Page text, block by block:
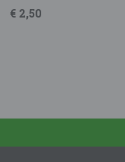
€ 2,50